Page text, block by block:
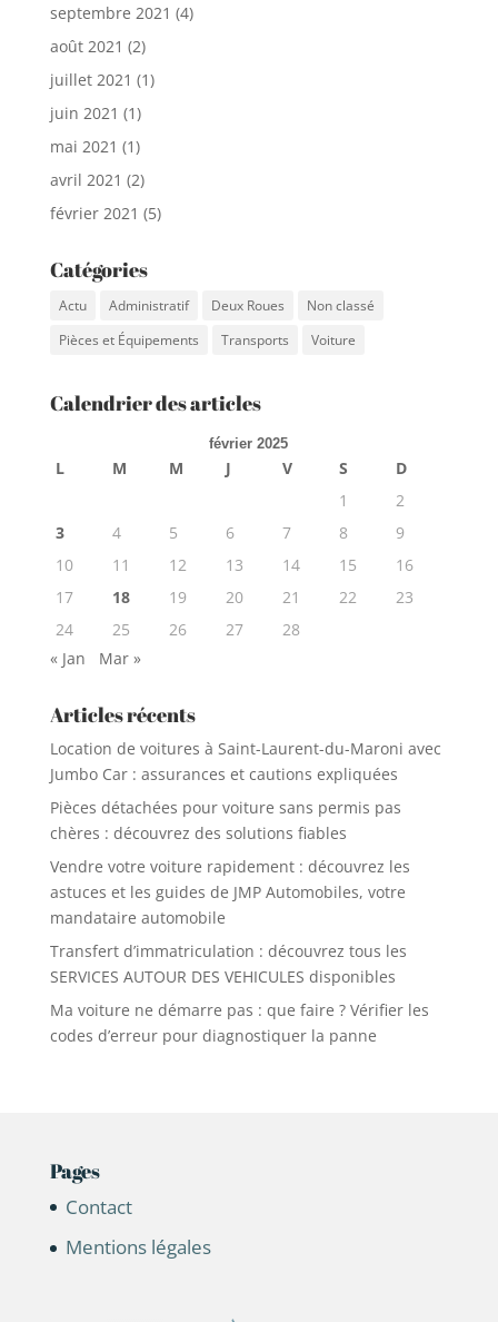
septembre 2021 (4)
août 2021 (2)
juillet 2021 (1)
juin 2021 (1)
mai 2021 (1)
avril 2021 (2)
février 2021 (5)
Catégories
Actu Administratif Deux Roues
Non classé
Pièces et Équipements
Transports Voiture
Calendrier des articles
février 2025
L M M J V S
D
1
2
3
4 5 6 7 8
9
10
11 12 13 14 15
16
17
18 19 20 21 22
23
24
25 26 27
28
« Jan
Mar »
Articles récents
Location de voitures à Saint-Laurent-du-Maroni avec
Jumbo Car : assurances et cautions expliquées
Pièces détachées pour voiture sans permis pas
chères : découvrez des solutions fiables
Vendre votre voiture rapidement : découvrez les
astuces et les guides de JMP Automobiles, votre
mandataire automobile
Transfert d’immatriculation : découvrez tous les
SERVICES AUTOUR DES VEHICULES disponibles
Ma voiture ne démarre pas : que faire ? Vérifier les
codes d’erreur pour diagnostiquer la panne
Pages
Contact
Mentions légales